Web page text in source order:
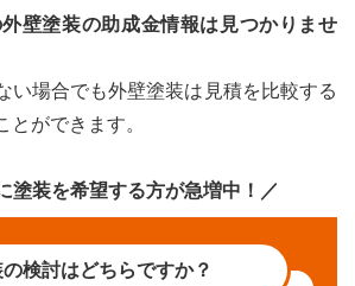
壁塗装の助成金情報は見つかりませ
い場合でも外壁塗装は見積を比較する
とができます。
塗装を希望する方が急増中！／
検討はどちらですか？